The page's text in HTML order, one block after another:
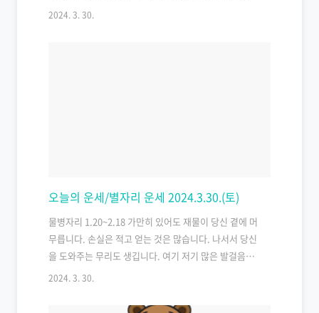
은 자연스럽게 빛날 것입니다. 무한한 가능성을 안고 창
2024. 3. 30.
오늘의 운세/별자리 운세 2024.3.30.(토)
물병자리 1.20~2.18 가만히 있어도 재물이 당신 곁에 머
무릅니다. 손실은 적고 얻는 것은 많습니다. 나서서 당신
을 도와주는 무리도 생깁니다. 여기 저기 많은 발걸음을
할수록 더 많은 기회가 있을 것으로 보이는군요. 새로운
합니다. Even if you stay still, wealth remains by
2024. 3. 30.